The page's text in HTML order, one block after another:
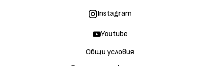
Общи условия
Instagram
Youtube